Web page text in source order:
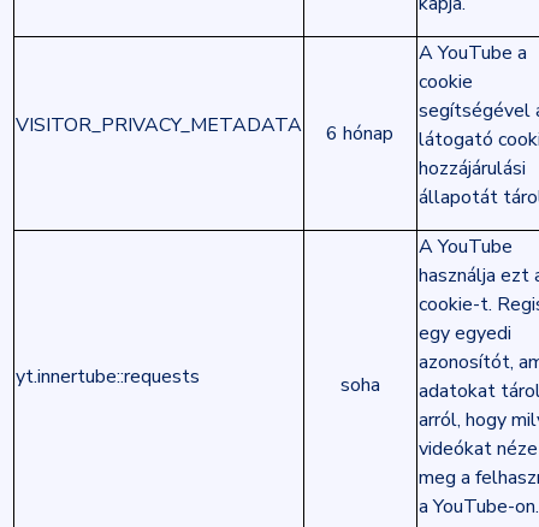
VISITOR_PRIVACY_METADATA 6 hónap
A YouTube a
cookie
segítségével
látogató
hozzájárulási
állapotát
yt.innertube::requests soha
A YouTube
használja ezt
cookie-t.
egy egyedi
azonosítót,
adatokat
arról, hogy
videókat
meg a
a YouTube-on.